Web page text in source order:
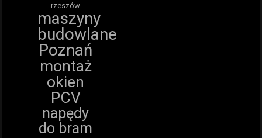
rzeszów
maszyny
budowlane
Poznań
montaż
okien
PCV
napędy
do bram